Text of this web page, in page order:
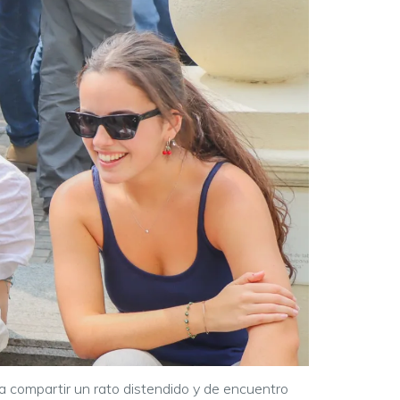
compartir un rato distendido y de encuentro